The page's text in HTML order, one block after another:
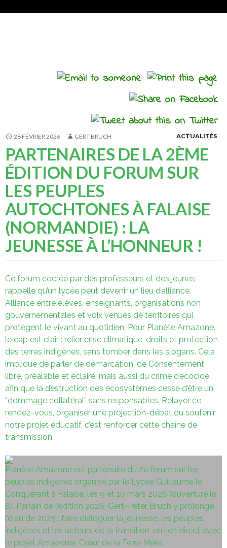
ACTUALITÉS
28 FÉVRIER 2026 GERT BRUCH
PARTENAIRES DE LA 2ÈME
ÉDITION DU FORUM SUR
LES PEUPLES
AUTOCHTONES À FALAISE
(NORMANDIE) : LA
JEUNESSE À L’HONNEUR !
Ce forum cocréé par des professeurs et des jeunes
rappelle qu’un lycée peut devenir un lieu d’alliance.
Alliance entre élèves, enseignants, organisations non
gouvernementales et voix venues de territoires qui
protègent le vivant au quotidien. Pour Planète Amazone,
le cap est clair : relier crise climatique, droits et protection
des terres indigènes, sans tomber dans les slogans. Cela
implique de parler de démarcation, de Consentement
libre, préalable et éclairé, mais aussi du crime d’écocide,
afin que la destruction des écosystèmes cesse d’être un
“dommage collatéral” sans responsables. Relayer ce
rendez-vous, organiser une projection-débat ou soutenir
notre projet éducatif, c’est renforcer cette chaîne de
transmission.
Planète Amazone est partenaire du 2e forum sur les
peuples indigènes organisé par le Lycée Guillaume le
Conquérant à Falaise, les 9 et 10 mars 2026 (ouverture le
8). Parrain de l’édition 2026, Gert-Peter Bruch y prolonge
l’élan de 2025 : faire dialoguer la jeunesse, les peuples
indigènes et les acteurs de la transition, en lien direct avec
le projet Amazonia, Cœur de la Terre Mère.